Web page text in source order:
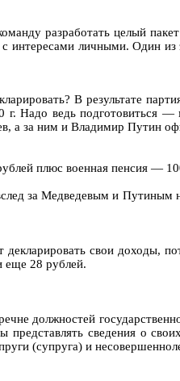
разработать целый
личными. Один из
В результате
Надо ведь подготовиться
а за ним и Владимир Путин
плюс военная пенсия —
за Медведевым и
свои доходы,
еще 28 рублей.
должностей
сведения о
(супруга) и